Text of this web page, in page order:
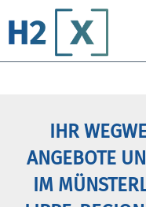
IHR
ANGEBOTE
IM